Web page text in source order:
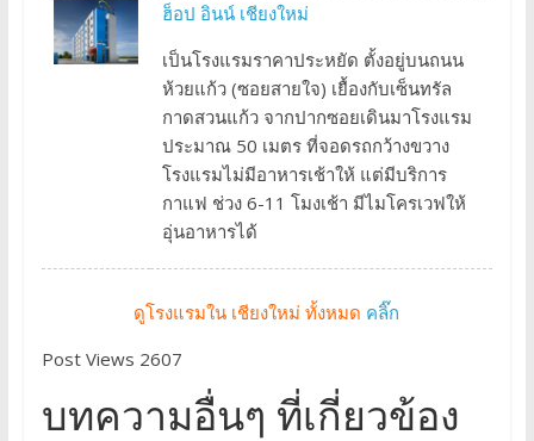
ฮ็อป อินน์ เชียงใหม่
เป็นโรงแรมราคาประหยัด ตั้งอยู่บนถนน
ห้วยแก้ว (ซอยสายใจ) เยื้องกับเซ็นทรัล
กาดสวนแก้ว จากปากซอยเดินมาโรงแรม
ประมาณ 50 เมตร ที่จอดรถกว้างขวาง
โรงแรมไม่มีอาหารเช้าให้ แต่มีบริการ
กาแฟ ช่วง 6-11 โมงเช้า มีไมโครเวฟให้
อุ่นอาหารได้
ดูโรงแรมใน เชียงใหม่ ทั้งหมด คลิ๊ก
Post Views 2607
บทความอื่นๆ ที่เกี่ยวข้อง